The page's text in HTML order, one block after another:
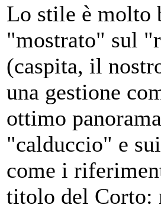
Lo stile è molto
"mostrato" sul
(caspita, il
una gestione
ottimo
"calduccio" e
come i
titolo del Corto: